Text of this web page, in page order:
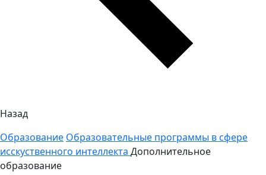
Назад
Образование Образовательные программы в сфере
исскуственного интеллекта Дополнительное
образование